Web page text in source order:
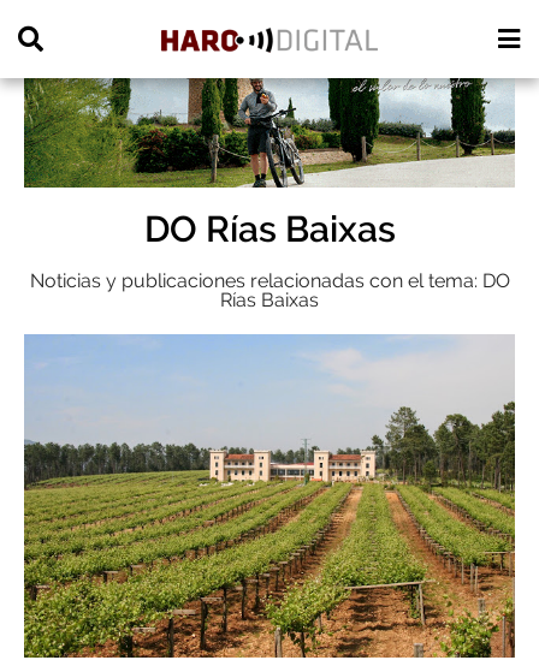
DO Rías Baixas
Noticias y publicaciones relacionadas con el tema: DO
Rías Baixas